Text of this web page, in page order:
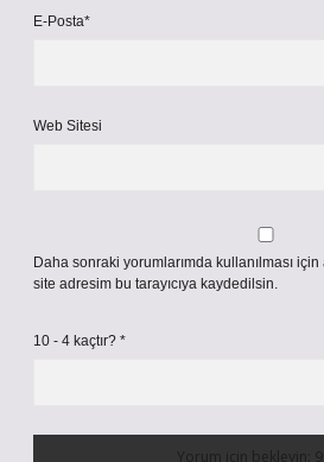
E-Posta*
Web Sitesi
Daha sonraki yorumlarımda kullanılması
site adresim bu tarayıcıya kaydedilsin.
10 - 4 kaçtır? *